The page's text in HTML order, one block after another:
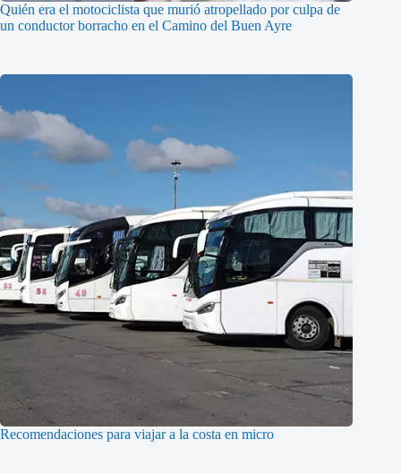
Quién era el motociclista que murió atropellado por culpa de
un conductor borracho en el Camino del Buen Ayre
Recomendaciones para viajar a la costa en micro